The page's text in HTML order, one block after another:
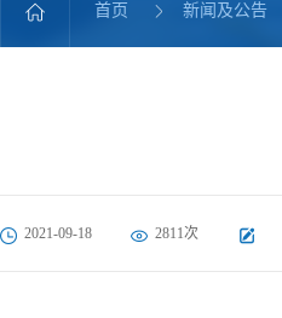
首页 新闻及公告
2021-09-18 2811次